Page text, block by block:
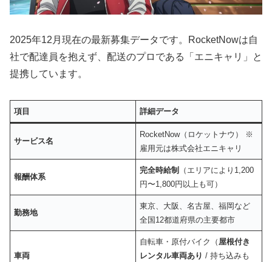
2025年12月現在の最新募集データです。RocketNowは自
社で配達員を抱えず、配送のプロである「エニキャリ」と
提携しています。
項目 詳細データ
サービス名
RocketNow（ロケットナウ） ※
雇用元は株式会社エニキャリ
報酬体系
完全時給制
（エリアにより1,200
円〜1,800円以上も可）
勤務地
東京、大阪、名古屋、福岡など
全国12都道府県の主要都市
車両
自転車・原付バイク（ 屋根付き
レンタル車両あり / 持ち込みも